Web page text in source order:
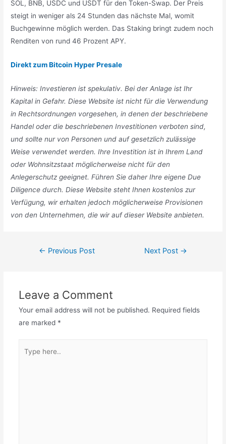
SOL, BNB, USDC und USDT für den Token-Swap. Der Preis
steigt in weniger als 24 Stunden das nächste Mal, womit
Buchgewinne möglich werden. Das Staking bringt zudem noch
Renditen von rund 46 Prozent APY.
Direkt zum Bitcoin Hyper Presale
Hinweis: Investieren ist spekulativ. Bei der Anlage ist Ihr
Kapital in Gefahr. Diese Website ist nicht für die Verwendung
in Rechtsordnungen vorgesehen, in denen der beschriebene
Handel oder die beschriebenen Investitionen verboten sind,
und sollte nur von Personen und auf gesetzlich zulässige
Weise verwendet werden. Ihre Investition ist in Ihrem Land
oder Wohnsitzstaat möglicherweise nicht für den
Anlegerschutz geeignet. Führen Sie daher Ihre eigene Due
Diligence durch. Diese Website steht Ihnen kostenlos zur
Verfügung, wir erhalten jedoch möglicherweise Provisionen
von den Unternehmen, die wir auf dieser Website anbieten.
Post← Previous Post Next Post →
Leave a Comment
Your email address will not be published. Required fields
are marked *
here..